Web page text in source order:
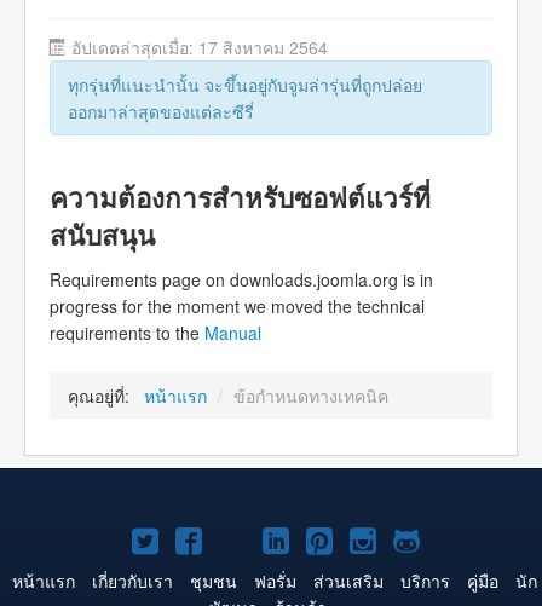
อัปเดตล่าสุดเมื่อ: 17 สิงหาคม 2564
ทุกรุ่นที่แนะนำนั้น จะขึ้นอยู่กับจูมล่ารุ่นที่ถูกปล่อย
ออกมาล่าสุดของแต่ละซีรี่
ความต้องการสำหรับซอฟต์แวร์ที่
สนับสนุน
Requirements page on downloads.joomla.org is in
progress for the moment we moved the technical
requirements to the Manual
คุณอยู่ที่: หน้าแรก / ข้อกำหนดทางเทคนิค
Joomla!
บน
Joomla!
บน
Joomla!
บน
Joomla!
บน
Joomla!
บน
Joomla!
บน
Joomla!
บน
หน้าแรก เกี่ยวกับเรา ชุมชน ฟอรั่ม ส่วนเสริม บริการ คู่มือ
นัก